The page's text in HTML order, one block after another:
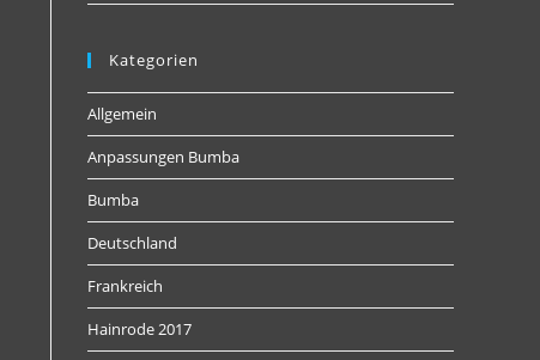
Kategorien
Allgemein
Anpassungen Bumba
Bumba
Deutschland
Frankreich
Hainrode 2017